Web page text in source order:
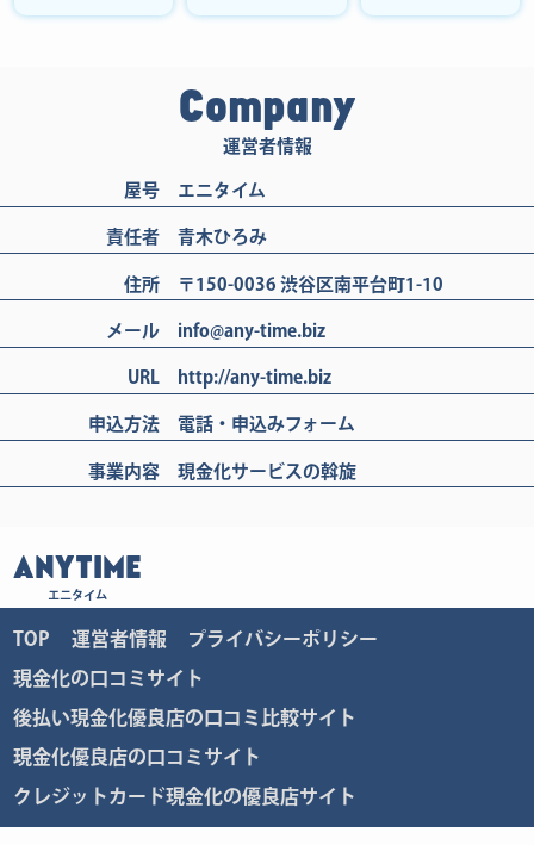
Company
運営者情報
屋号 エニタイム
責任者 青木ひろみ
住所 〒150-0036 渋谷区南平台町1-10
メール info@any-time.biz
URL http://any-time.biz
申込方法 電話・申込みフォーム
事業内容 現金化サービスの斡旋
ANYTIME
エニタイム
TOP 運営者情報 プライバシーポリシー
現金化の口コミサイト
後払い現金化優良店の口コミ比較サイト
現金化優良店の口コミサイト
クレジットカード現金化の優良店サイト